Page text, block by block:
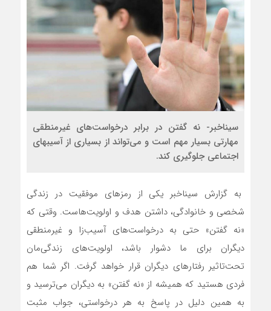
سیناخبر- نه گفتن در برابر درخواست‌های غیرمنطقی
مهارتی بسیار مهم است و می‌‎تواند از بسیاری از آسیب‎های
اجتماعی جلوگیری کند.
به گزارش سیناخبر یکی از رمز‌های موفقیت در زندگی
شخصی و خانوادگی، داشتن هدف و اولویت‌هاست. وقتی که
«نه گفتن» حتی به درخواست‌های آسیب‌زا و غیرمنطقی
دیگران برای ما دشوار باشد، اولویت‌های زندگی‌مان
تحت‌تاثیر رفتار‌های دیگران قرار خواهد گرفت. اگر شما هم
فردی هستید که همیشه از «نه گفتن» به دیگران می‌ترسید و
به همین دلیل در پاسخ به هر درخواستی، جواب مثبت